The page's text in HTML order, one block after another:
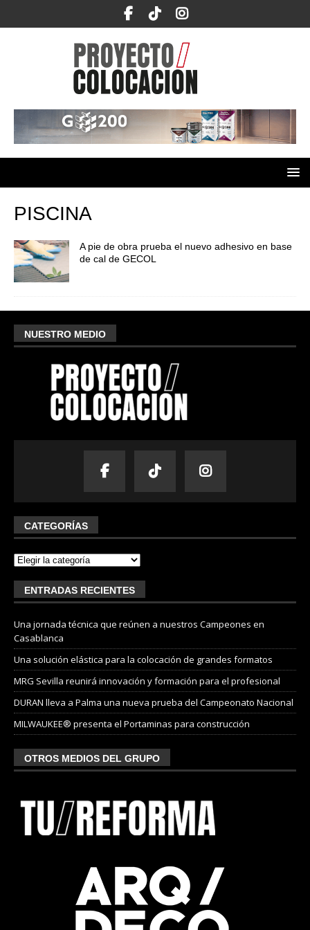
PISCINA
A pie de obra prueba el nuevo adhesivo en base
de cal de GECOL
NUESTRO MEDIO
CATEGORÍAS
ENTRADAS RECIENTES
Una jornada técnica que reúnen a nuestros Campeones en
Casablanca
Una solución elástica para la colocación de grandes formatos
MRG Sevilla reunirá innovación y formación para el profesional
DURAN lleva a Palma una nueva prueba del Campeonato Nacional
MILWAUKEE® presenta el Portaminas para construcción
OTROS MEDIOS DEL GRUPO